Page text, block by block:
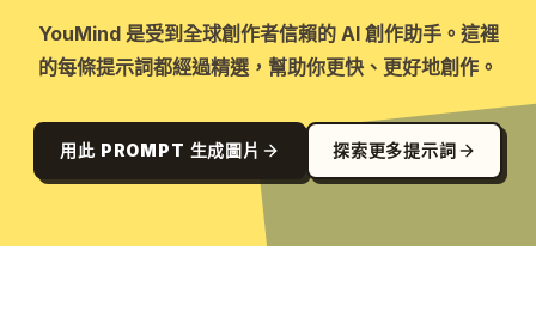
YouMind 是受到全球創作者信賴的 AI 創作助手。這裡
的每條提示詞都經過精選，幫助你更快、更好地創作。
用此 PROMPT 生成圖片 探索更多提示詞